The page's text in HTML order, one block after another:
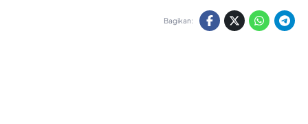
Bagikan: